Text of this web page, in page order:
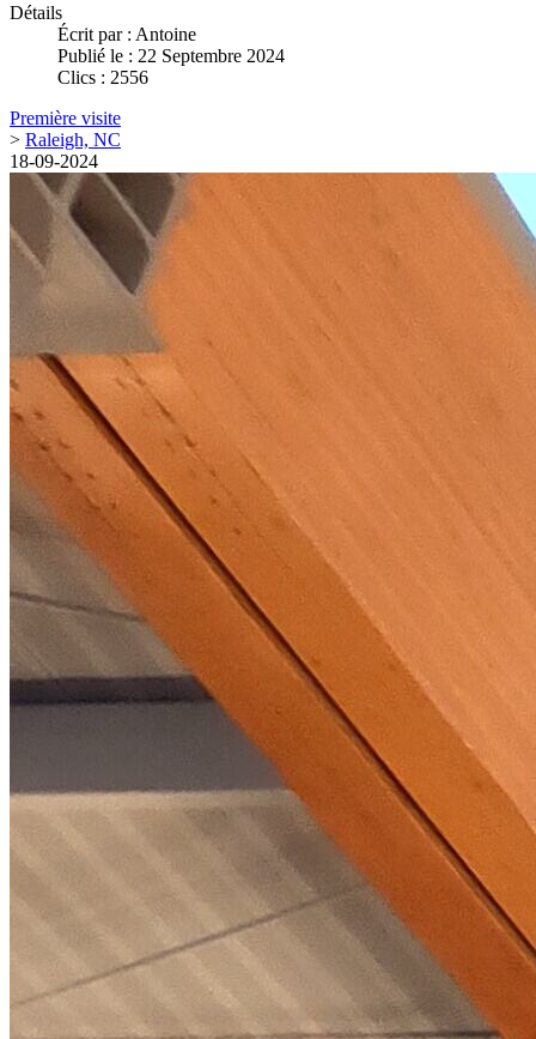
Détails
Écrit par : Antoine
Publié le : 22 Septembre 2024
Clics : 2556
Première visite
> Raleigh, NC
18-09-2024